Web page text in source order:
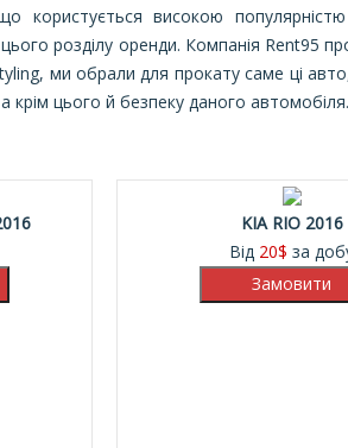
користується високою
розділу оренди. Компанія Rent95
ми обрали для прокату саме ці авто,
крім цього й безпеку даного автомобіля.
KIA RIO 2016
Від 20$ за